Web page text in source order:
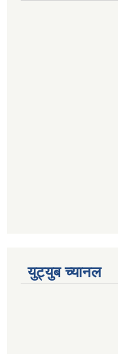
युट्युब च्यानल